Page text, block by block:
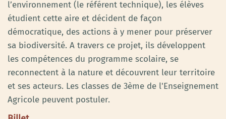
l’environnement (le référent technique), les élèves
étudient cette aire et décident de façon
démocratique, des actions à y mener pour préserver
sa biodiversité. A travers ce projet, ils développent
les compétences du programme scolaire, se
reconnectent à la nature et découvrent leur territoire
et ses acteurs. Les classes de 3ème de l'Enseignement
Agricole peuvent postuler.